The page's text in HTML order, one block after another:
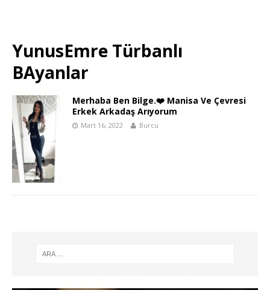
YunusEmre Türbanlı
BAyanlar
Merhaba Ben Bilge.❤️ Manisa Ve Çevresi
Erkek Arkadaş Arıyorum
Mart 16, 2022 Burcu